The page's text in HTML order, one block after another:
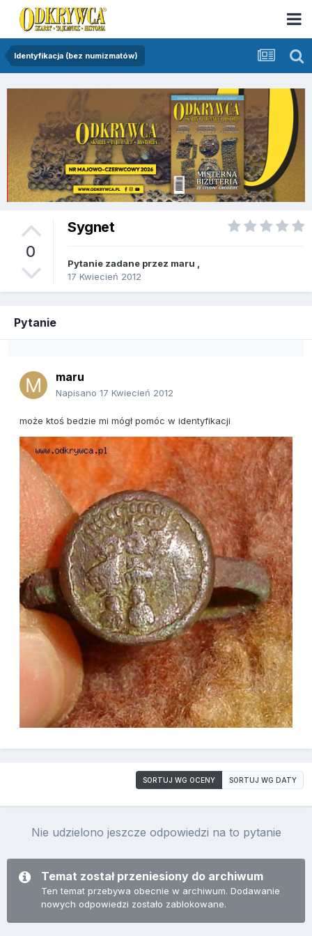
Identyfikacja (bez numizmatów)
0
Sygnet
Pytanie zadane przez maru
17 Kwiecień 2012
Pytanie
maru
Napisano 17 Kwiecień 2012
może ktoś bedzie mi mógł pomóc w identyfikacji
SORTUJ WG OCENY SORTUJ WG DATY
Nie udzielono jeszcze odpowiedzi na to pytanie
Temat został przeniesiony do archiwum
Ten temat przebywa obecnie w archiwum. Dodawanie
nowych odpowiedzi zostało zablokowane.